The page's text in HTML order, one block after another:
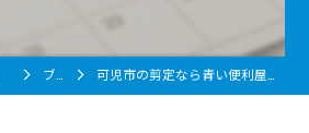
ブログ 可児市の剪定なら青い便利屋ビースタイル可児店がおすすめ！